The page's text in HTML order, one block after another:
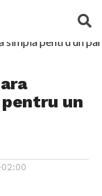
un